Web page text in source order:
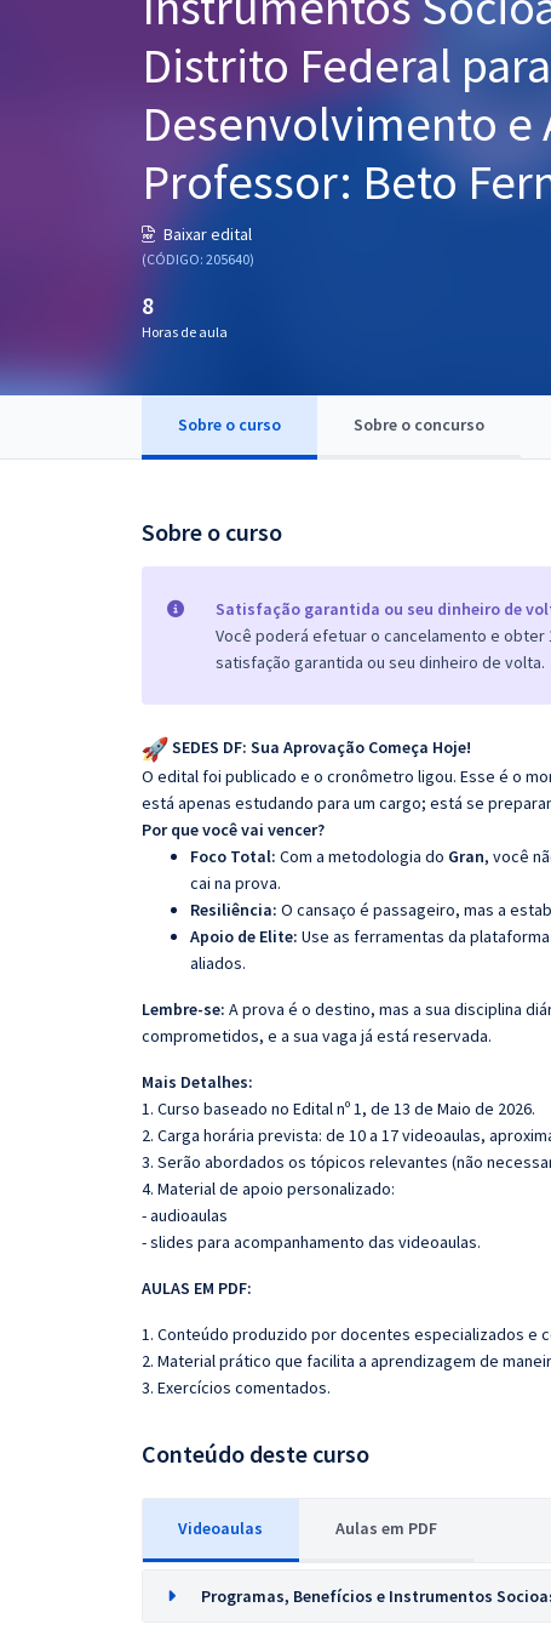
Questões grátis
Conteúdo gratuito
Aprovados
Atendimento
Distrito Federal
Desenvolvimento e
Professor: Beto
Baixar edital
(CÓDIGO: 205640)
8
Horas de aula
Sobre o curso Sobre o concurso
Sobre o curso
Satisfação garantida ou seu dinheiro de
Você poderá efetuar o cancelamento e obter
satisfação garantida ou seu dinheiro de volta.
SEDES DF: Sua Aprovação Começa Hoje!
O edital foi publicado e o cronômetro ligou. Esse é o
está apenas estudando para um cargo; está se
Por que você vai vencer?
Foco Total: Com a metodologia do Gran, você
cai na prova.
Resiliência: O cansaço é passageiro, mas a
Apoio de Elite: Use as ferramentas da
aliados.
Lembre-se: A prova é o destino, mas a sua disciplina
comprometidos, e a sua vaga já está reservada.
Mais Detalhes:
1. Curso baseado no Edital nº 1, de 13 de Maio de 2026.
2. Carga horária prevista: de 10 a 17 videoaulas,
3. Serão abordados os tópicos relevantes (não
4. Material de apoio personalizado:
- audioaulas
- slides para acompanhamento das videoaulas.
AULAS EM PDF:
1. Conteúdo produzido por docentes especializados e
2. Material prático que facilita a aprendizagem de
3. Exercícios comentados.
Conteúdo deste curso
Videoaulas Aulas em PDF
Programas, Benefícios e Instrumentos